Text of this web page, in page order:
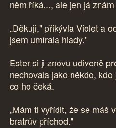
něm říká..., ale jen já
„Děkuji," přikývla Violet a
jsem umírala hlady."
Ester si ji znovu udiveně
nechovala jako někdo,
co ho čeká.
„Mám ti vyřídit, že se máš
bratrův příchod."